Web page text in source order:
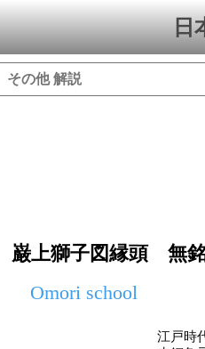
日
その他 解説
巌上獅子図縁頭 無
Omori school
江戸時